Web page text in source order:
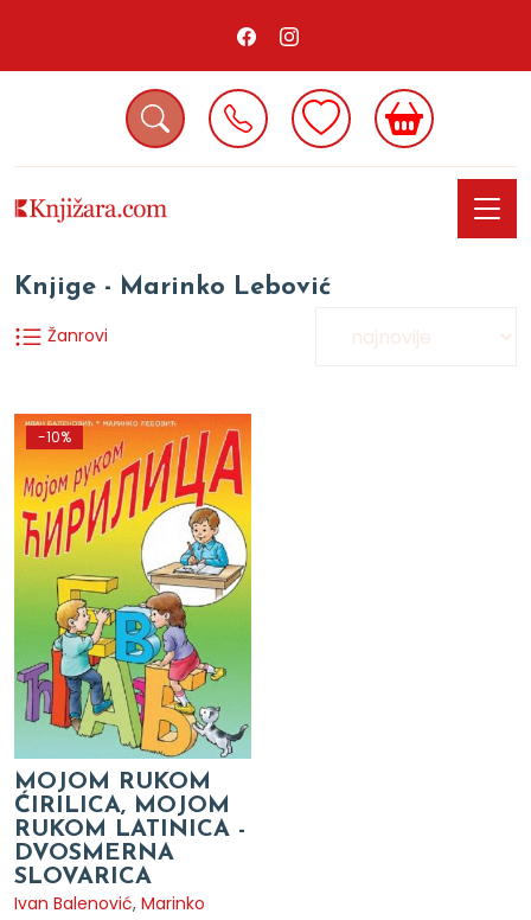
Knjige - Marinko Lebović
Žanrovi
-10%
MOJOM RUKOM
ĆIRILICA, MOJOM
RUKOM LATINICA -
DVOSMERNA
SLOVARICA
Ivan Balenović, Marinko